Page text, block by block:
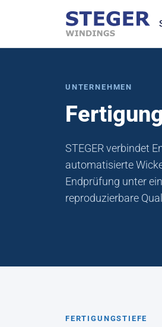
UNTERNEHMEN
STEGER verbindet
automatisierte
Endprüfung unter
reproduzierbare
FERTIGUNGSTIEFE